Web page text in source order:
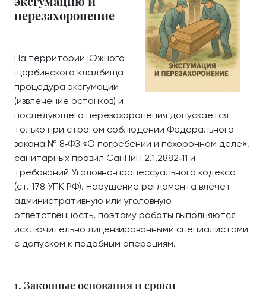
перезахоронение
На территории Южного
щербинского кладбища
процедура эксгумации
(извлечение останков) и
последующего перезахоронения допускается
только при строгом соблюдении Федерального
закона № 8‑ФЗ «О погребении и похоронном деле»,
санитарных правил СанПиН 2.1.2882‑11 и
требований Уголовно‑процессуального кодекса
(ст. 178 УПК РФ). Нарушение регламента влечёт
административную или уголовную
ответственность, поэтому работы выполняются
исключительно лицензированными специалистами
с допуском к подобным операциям.
1. Законные основания и сроки